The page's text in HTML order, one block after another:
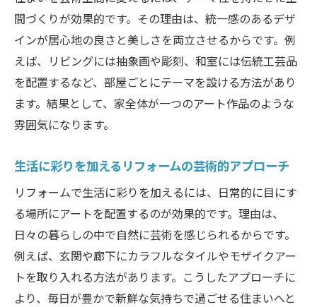
間づくりが効果的です。その理由は、統一感のあるデザ
インが居心地の良さと美しさを両立させるからです。例
えば、リビングには抽象画や彫刻、和室には伝統工芸品
を配置するなど、部屋ごとにテーマを設ける方法があり
ます。結果として、家全体が一つのアート作品のような
雰囲気になります。
生活に彩りを加えるリフォームの芸術的アプローチ
リフォームで生活に彩りを加えるには、日常的に目にす
る場所にアートを配置するのが効果的です。理由は、
日々の暮らしの中で自然に芸術を感じられるからです。
例えば、玄関や廊下にカラフルなタイルやモザイクアー
トを取り入れる方法があります。こうしたアプローチに
より、毎日が豊かで新鮮な気持ちで過ごせる住まいへと